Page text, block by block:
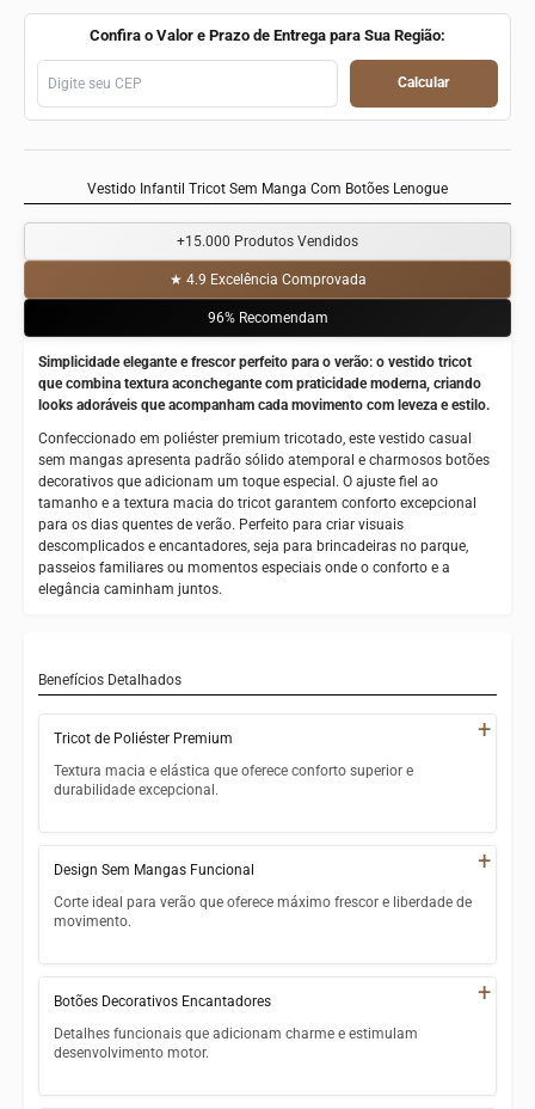
Confira o Valor e Prazo de Entrega para Sua Região:
Calcular
Vestido Infantil Tricot Sem Manga Com Botões Lenogue
+15.000 Produtos Vendidos
★ 4.9 Excelência Comprovada
96% Recomendam
Simplicidade elegante e frescor perfeito para o verão: o vestido tricot
que combina textura aconchegante com praticidade moderna, criando
looks adoráveis que acompanham cada movimento com leveza e estilo.
Confeccionado em poliéster premium tricotado, este vestido casual
sem mangas apresenta padrão sólido atemporal e charmosos botões
decorativos que adicionam um toque especial. O ajuste fiel ao
tamanho e a textura macia do tricot garantem conforto excepcional
para os dias quentes de verão. Perfeito para criar visuais
descomplicados e encantadores, seja para brincadeiras no parque,
passeios familiares ou momentos especiais onde o conforto e a
elegância caminham juntos.
Benefícios Detalhados
Tricot de Poliéster Premium +
Textura macia e elástica que oferece conforto superior e
durabilidade excepcional.
Material respirável que permite ventilação adequada em dias
rugas
Design Sem Mangas Funcional +
Corte ideal para verão que oferece máximo frescor e liberdade de
movimento.
brincadeiras
Botões Decorativos Encantadores +
Detalhes funcionais que adicionam charme e estimulam
desenvolvimento motor.